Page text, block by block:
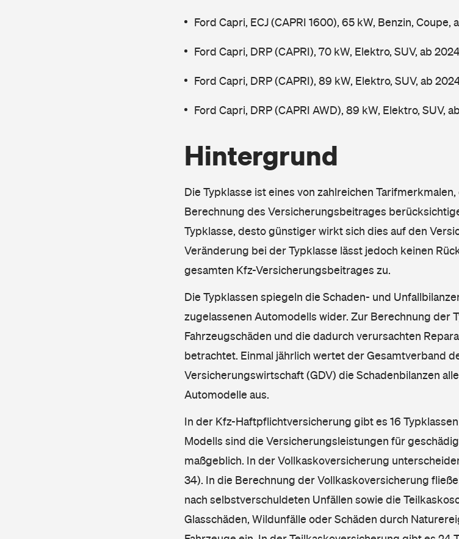
Ford Capri, ECJ (CAPRI 1600), 65 kW, Benzin, Coupe,
Ford Capri, DRP (CAPRI), 70 kW, Elektro, SUV, ab
Ford Capri, DRP (CAPRI), 89 kW, Elektro, SUV, ab
Ford Capri, DRP (CAPRI AWD), 89 kW, Elektro, SUV,
Hintergrund
Die Typklasse ist eines von zahlreichen
Berechnung des Versicherungsbeitrages
Typklasse, desto günstiger wirkt sich dies auf den
Veränderung bei der Typklasse lässt jedoch keinen
gesamten Kfz-Versicherungsbeitrages zu.
Die Typklassen spiegeln die Schaden- und
zugelassenen Automodells wider. Zur Berechnung der
Fahrzeugschäden und die dadurch verursachten
betrachtet. Einmal jährlich wertet der Gesamtverband
Versicherungswirtschaft (GDV) die Schadenbilanzen
Automodelle aus.
In der Kfz-Haftpflichtversicherung gibt es 16
Modells sind die Versicherungsleistungen für
maßgeblich. In der Vollkaskoversicherung
34). In die Berechnung der Vollkaskoversicherung
nach selbstverschuldeten Unfällen sowie die
Glasschäden, Wildunfälle oder Schäden durch